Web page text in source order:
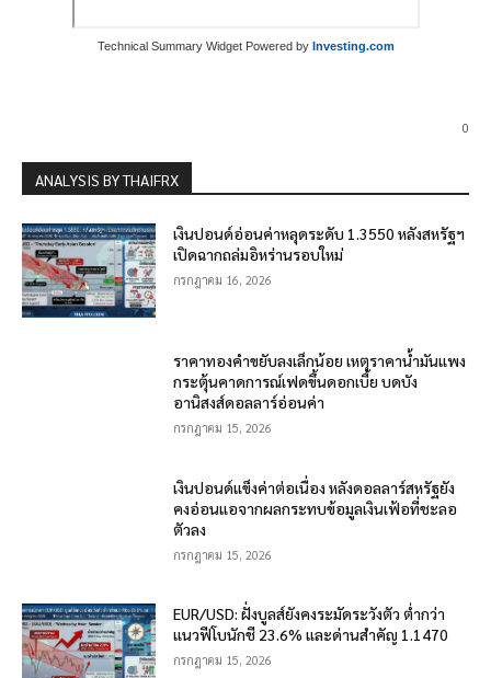
Technical Summary Widget Powered by Investing.com
0
ANALYSIS BY THAIFRX
เงินปอนด์อ่อนค่าหลุดระดับ 1.3550 หลังสหรัฐฯ
เปิดฉากถล่มอิหร่านรอบใหม่
กรกฎาคม 16, 2026
ราคาทองคำขยับลงเล็กน้อย เหตุราคาน้ำมันแพง
กระตุ้นคาดการณ์เฟดขึ้นดอกเบี้ย บดบัง
อานิสงส์ดอลลาร์อ่อนค่า
กรกฎาคม 15, 2026
เงินปอนด์แข็งค่าต่อเนื่อง หลังดอลลาร์สหรัฐยัง
คงอ่อนแอจากผลกระทบข้อมูลเงินเฟ้อที่ชะลอ
ตัวลง
กรกฎาคม 15, 2026
EUR/USD: ฝั่งบูลส์ยังคงระมัดระวังตัว ต่ำกว่า
แนวฟีโบนักชี 23.6% และด่านสำคัญ 1.1470
กรกฎาคม 15, 2026